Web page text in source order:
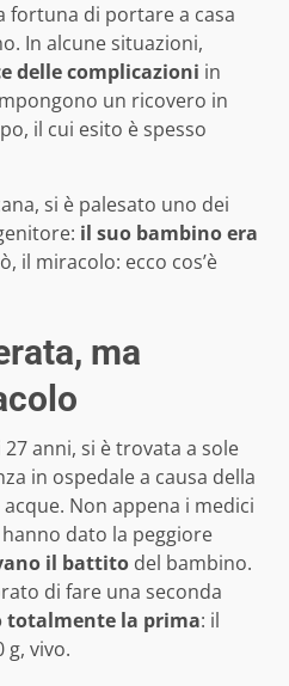
fortuna di portare a casa
In alcune situazioni,
delle complicazioni in
un ricovero in
il cui esito è spesso
si è palesato uno dei
il suo bambino era
il miracolo: ecco cos’è
ma
anni, si è trovata a sole
in ospedale a causa della
Non appena i medici
dato la peggiore
il battito del bambino.
di fare una seconda
totalmente la prima: il
g, vivo.